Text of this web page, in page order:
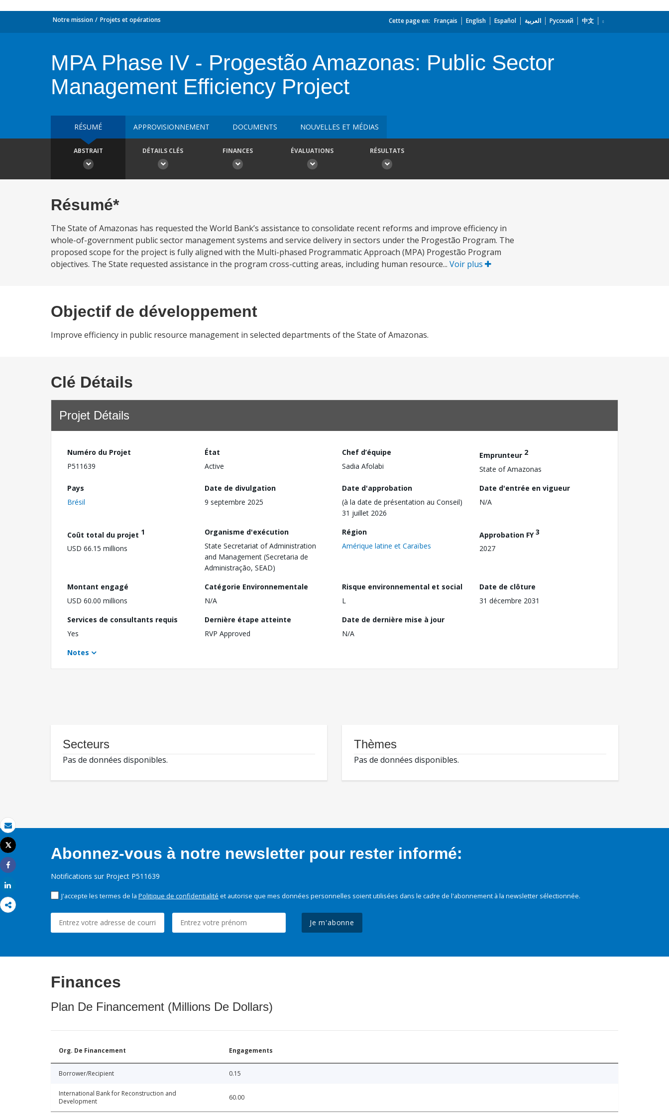
Email
Imprimer
Tweet
Share
Notre mission Projets et opérations Cette page en: Français English Español العربية Русский 中文
MPA Phase IV - Progestão Amazonas: Public Sector
Management Efficiency Project
RÉSUMÉ APPROVISIONNEMENT DOCUMENTS NOUVELLES ET MÉDIAS
ABSTRAIT DÉTAILS CLÉS FINANCES ÉVALUATIONS RÉSULTATS
Résumé*
The State of Amazonas has requested the World Bank’s assistance to consolidate recent reforms and improve efficiency in
whole-of-government public sector management systems and service delivery in sectors under the Progestão Program. The
proposed scope for the project is fully aligned with the Multi-phased Programmatic Approach (MPA) Progestão Program
objectives. The State requested assistance in the program cross-cutting areas, including human resource... Voir plus
Objectif de développement
Improve efficiency in public resource management in selected departments of the State of Amazonas.
Clé Détails
Projet Détails
Numéro du Projet
P511639
État
Active
Chef d’équipe
Sadia Afolabi
Emprunteur 2
State of Amazonas
Pays
Brésil
Date de divulgation
9 septembre 2025
Date d'approbation
(à la date de présentation au Conseil)
31 juillet 2026
Date d'entrée en vigueur
N/A
Coût total du projet 1
USD 66.15 millions
Organisme d'exécution
State Secretariat of Administration
and Management (Secretaria de
Administração, SEAD)
Région
Amérique latine et Caraïbes
Approbation FY3
2027
Montant engagé
USD 60.00 millions
Catégorie Environnementale
N/A
Risque environnemental et social
L
Date de clôture
31 décembre 2031
Services de consultants requis
Yes
Dernière étape atteinte
RVP Approved
Date de dernière mise à jour
N/A
Notes
Secteurs
Pas de données disponibles.
Thèmes
Pas de données disponibles.
Abonnez-vous à notre newsletter pour rester informé:
Notifications sur Project P511639
J'accepte les termes de la Politique de confidentialité et autorise que mes données personnelles soient utilisées dans le cadre de l'abonnement à la newsletter sélectionnée.
Je m'abonne
Finances
Plan De Financement (Millions De Dollars)
Org. De Financement Engagements
Borrower/Recipient 0.15
International Bank for Reconstruction and
Development
60.00